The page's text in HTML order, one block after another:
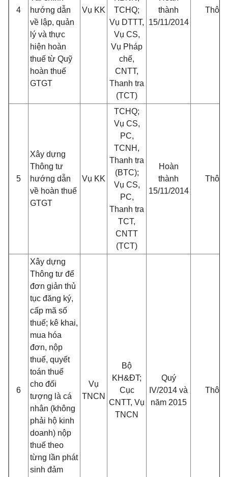
4
hướng dẫn
về lập, quản
lý và thực
hiện hoàn
thuế từ Quỹ
hoàn thuế
GTGT
Vụ KK
TCHQ;
Vụ DTTT,
Vụ CS,
Vụ Pháp
chế,
CNTT,
Thanh tra
(TCT)
thành
15/11/2014
5
Xây dựng
Thông tư
hướng dẫn
về hoàn thuế
GTGT
Vụ KK
TCHQ;
Vụ CS,
PC,
TCNH,
Thanh tra
(BTC);
Vụ CS,
PC,
Thanh tra
TCT,
CNTT
(TCT)
Hoàn
thành
15/11/2014
6
Xây dựng
Thông tư để
đơn giản thủ
tục đăng ký,
cấp mã số
thuế; kê khai,
mua hóa
đơn, nộp
thuế, quyết
toán thuế
cho đối
tượng là cá
nhân (không
phải hộ kinh
doanh) nộp
thuế theo
từng lần phát
sinh đảm
Vụ
TNCN
Bộ
KH&ĐT;
Cục
CNTT, Vụ
TNCN
Quý
IV/2014 và
năm 2015